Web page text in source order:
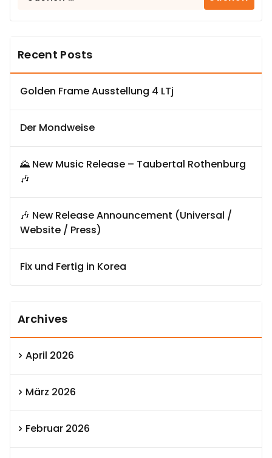
Recent Posts
Golden Frame Ausstellung 4 LTj
Der Mondweise
🌄 New Music Release – Taubertal Rothenburg
🎶
🎶 New Release Announcement (Universal /
Website / Press)
Fix und Fertig in Korea
Archives
April 2026
März 2026
Februar 2026